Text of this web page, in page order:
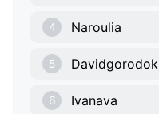
4 Naroulia
5 Davidgorodok
6 Ivanava